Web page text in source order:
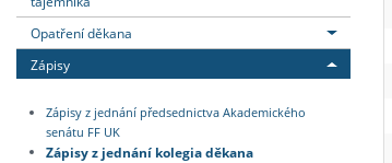
Opatření děkana
Zápisy
Zápisy z jednání předsednictva Akademického
senátu FF UK
Zápisy z jednání kolegia děkana